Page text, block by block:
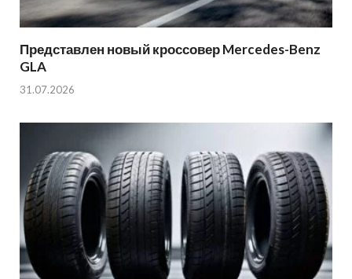
Представлен новый кроссовер Mercedes-Benz
GLA
31.07.2026